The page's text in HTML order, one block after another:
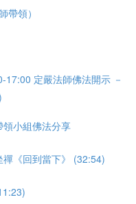
帶領）
定嚴法師佛法開示 －
小組佛法分享
《回到當下》 (32:54)